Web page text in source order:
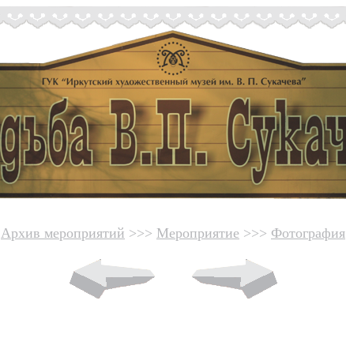
Архив мероприятий >>> Мероприятие >>> Фотография